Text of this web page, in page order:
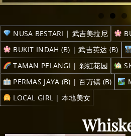
NUSA BESTARI | 武吉美拉尼
BUKIT INDAH (B) | 武吉英达 (B)
TAMAN PELANGI | 彩虹花园
PERMAS JAYA (B) | 百万镇 (B)
LOCAL GIRL | 本地美女